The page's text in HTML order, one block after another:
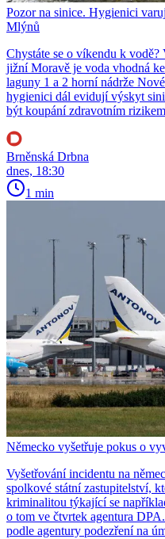
Pozor na sinice. Hygienici
Mlýnů
Chystáte se o víkendu k
jižní Moravě je voda vhodná
laguny 1 a 2 horní nádrže
hygienici dál evidují výskyt
být koupání zdravotním
Brněnská Drbna
dnes, 18:30
1 min
Německo vyšetřuje pokus o
Vyšetřování incidentu na
spolkové státní zastupitelství,
kriminalitou týkající se
o tom ve čtvrtek agentura
podle agentury podezření na